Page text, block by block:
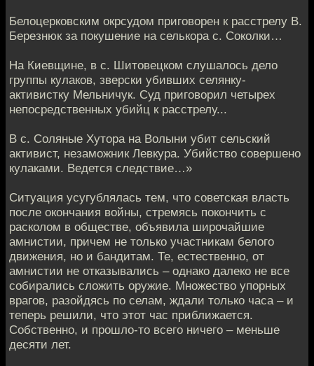
Белоцерковским окрсудом приговорен к расстрелу В.
Березнюк за покуше­ние на селькора с. Соколки…
На Киевщине, в с. Шитовецком слушалось дело
группы кулаков, звер­ски убивших селянку-
активистку Мельничук. Суд приговорил четырех
непо­средственных убийц к расстрелу...
В с. Соляные Хутора на Волыни убит сельский
активист, незаможник Левкура. Убийство совершено
кулаками. Ведется следствие…»
Ситуация усугублялась тем, что советская власть
после окончания войны, стремясь покончить с
расколом в обществе, объявила широчайшие
амнистии, причем не только участникам белого
движения, но и бандитам. Те, естественно, от
амнистии не отказывались – однако далеко не все
собирались сложить оружие. Множество упорных
врагов, разойдясь по селам, ждали только часа – и
теперь решили, что этот час приближается.
Собственно, и прошло-то всего ничего – меньше
десяти лет.